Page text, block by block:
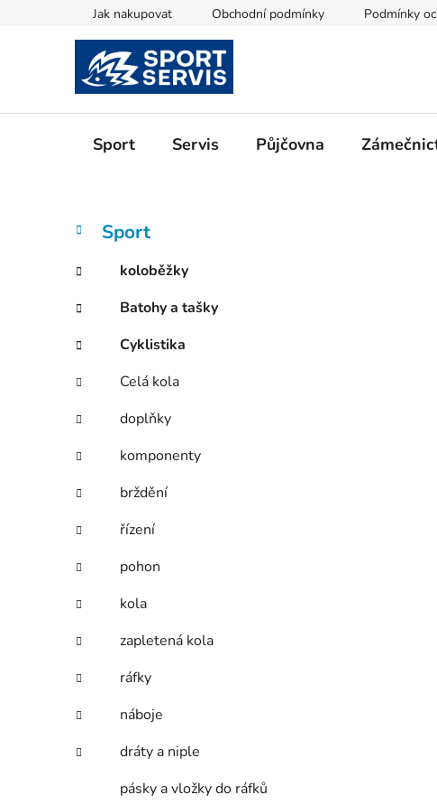
Jak nakupovat Obchodní podmínky Podmínky
Sport Servis Půjčovna
P
s
r
a
n
í
a
e
l
Přeskočit
kategorie
K
a
e
g
o
r
e
Sport
koloběžky
Batohy a tašky
Cyklistika
Celá kola
doplňky
komponenty
brždění
řízení
pohon
kola
zapletená kola
ráfky
náboje
dráty a niple
pásky a vložky do ráfků